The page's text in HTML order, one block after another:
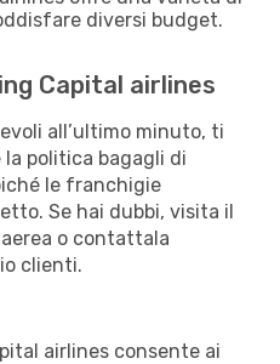
diversi budget.
Capital airlines
all’ultimo minuto, ti
politica bagagli di
le franchigie
Se hai dubbi, visita il
o contattala
clienti.
airlines consente ai